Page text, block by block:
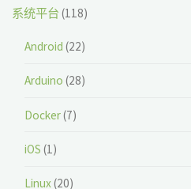
系统平台 (118)
Android (22)
Arduino (28)
Docker(7)
iOS (1)
Linux(20)